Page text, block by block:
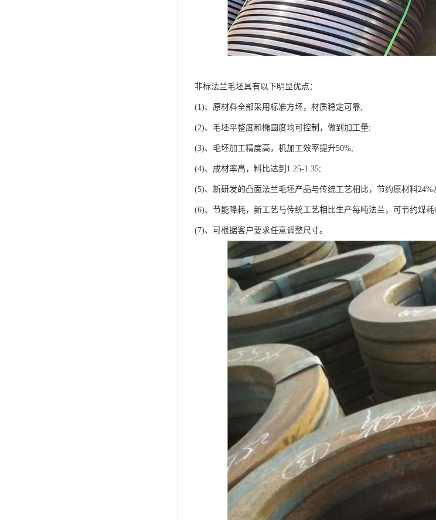
非标法兰毛坯具有以下明显优点：
(1)、原材料全部采用标准方坯，材质稳定可靠;
(2)、毛坯平整度和椭圆度均可控制，做到加工量;
(3)、毛坯加工精度高，机加工效率提升50%;
(4)、成材率高，料比达到1.25-1.35;
(5)、新研发的凸面法兰毛坯产品与传统工艺相比，节约原材料24%
(6)、节能降耗，新工艺与传统工艺相比生产每吨法兰，可节约煤耗
(7)、可根据客户要求任意调整尺寸。